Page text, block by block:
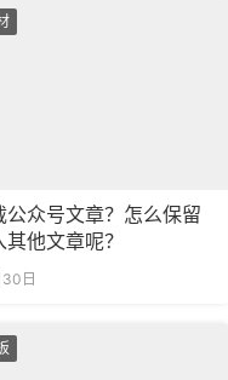
公众号文章？怎么保留
他文章呢？
日